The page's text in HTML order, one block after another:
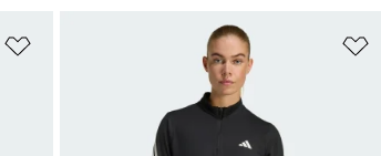
Añadir a la lista de deseos